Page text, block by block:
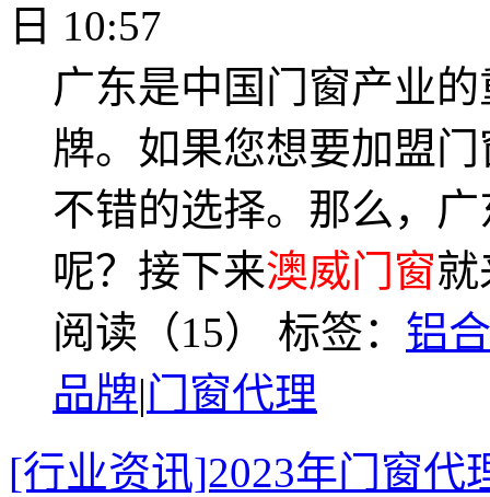
日 10:57
广东是中国门窗产业
牌。如果您想要加盟
不错的选择。那么，
呢？接下来澳威门窗
阅读（15） 标签： 铝
品牌|门窗代理
[行业资讯]2023年门窗代